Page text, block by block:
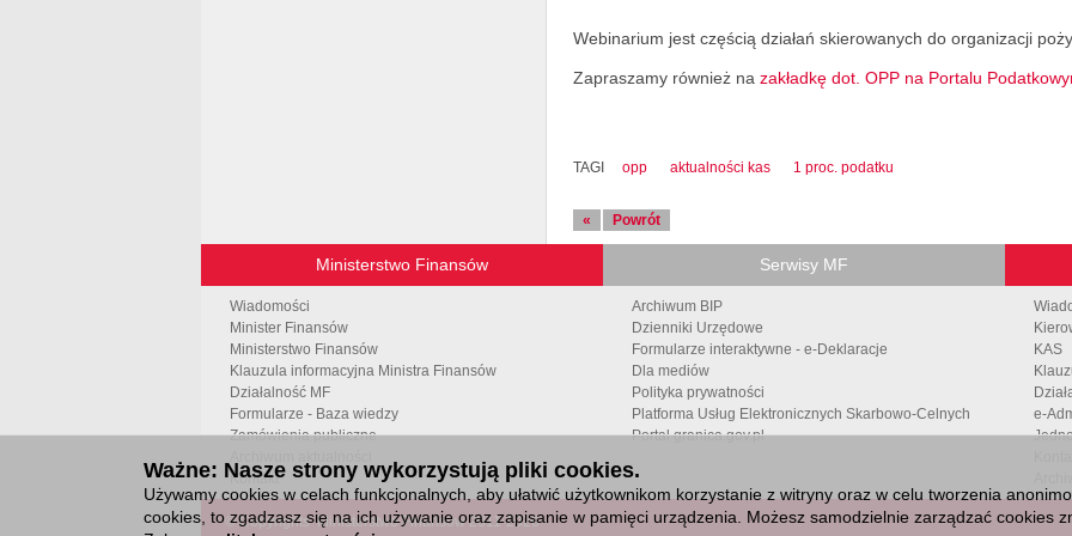
Webinarium jest częścią działań skierowanych do organizacji
Zapraszamy również na zakładkę dot. OPP na Portalu
TAGI opp aktualności kas 1 proc. podatku
« Powrót
Ministerstwo Finansów
Wiadomości
Minister Finansów
Ministerstwo Finansów
Klauzula informacyjna Ministra Finansów
Działalność MF
Formularze - Baza wiedzy
Zamówienia publiczne
Kontakt
Serwisy MF
Archiwum BIP
Dzienniki Urzędowe
Formularze interaktywne - e-Deklaracje
Dla mediów
Polityka prywatności
Platforma Usług Elektronicznych Skarbowo-Celnych
Portal granica.gov.pl
KAS
e-
© CopyrightsMinisterstwo Finansów 2011-2026
Ważne: Nasze strony wykorzystują pliki cookies.
Używamy cookies w celach funkcjonalnych, aby ułatwić użytkownikom korzystanie z witryny oraz w celu tworzenia
cookies, to zgadzasz się na ich używanie oraz zapisanie w pamięci urządzenia. Możesz samodzielnie zarządzać cookies